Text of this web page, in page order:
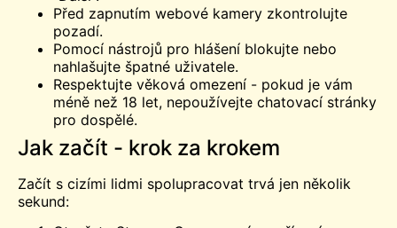
Před zapnutím webové kamery zkontrolujte
pozadí.
Pomocí nástrojů pro hlášení blokujte nebo
nahlašujte špatné uživatele.
Respektujte věková omezení - pokud je vám
méně než 18 let, nepoužívejte chatovací stránky
pro dospělé.
Jak začít - krok za krokem
Začít s cizími lidmi spolupracovat trvá jen několik
sekund: